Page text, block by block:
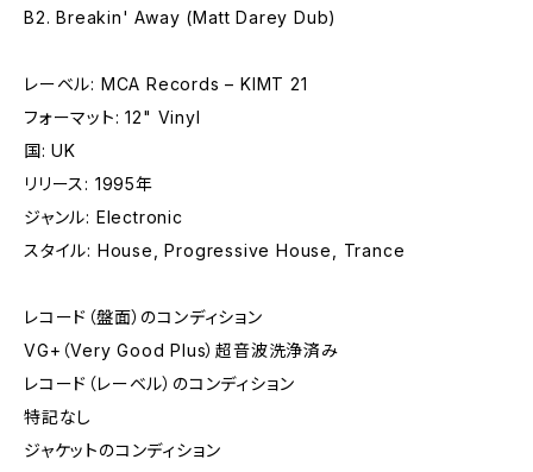
B2. Breakin' Away (Matt Darey Dub)
レーベル: MCA Records – KIMT 21
フォーマット: 12" Vinyl
国: UK
リリース: 1995年
ジャンル: Electronic
スタイル: House, Progressive House, Trance
レコード（盤面）のコンディション
VG+（Very Good Plus）超音波洗浄済み
レコード（レーベル）のコンディション
特記なし
ジャケットのコンディション